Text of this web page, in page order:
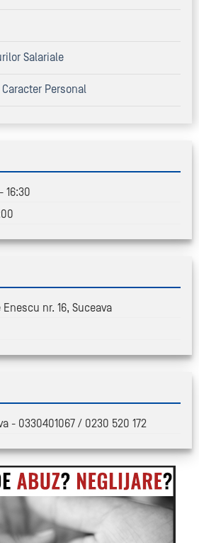
Salariale
Personal
16:30
nr. 16, Suceava
- 0330401067 / 0230 520 172